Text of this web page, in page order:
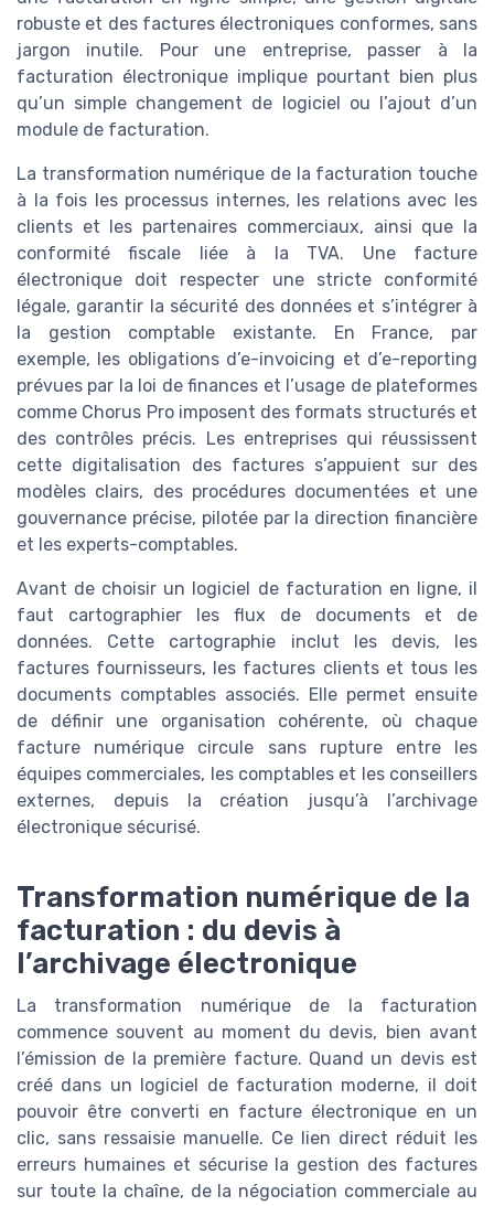
robuste et des factures électroniques conformes, sans
jargon inutile. Pour une entreprise, passer à la
facturation électronique implique pourtant bien plus
qu’un simple changement de logiciel ou l’ajout d’un
module de facturation.
La transformation numérique de la facturation touche
à la fois les processus internes, les relations avec les
clients et les partenaires commerciaux, ainsi que la
conformité fiscale liée à la TVA. Une facture
électronique doit respecter une stricte conformité
légale, garantir la sécurité des données et s’intégrer à
la gestion comptable existante. En France, par
exemple, les obligations d’e-invoicing et d’e-reporting
prévues par la loi de finances et l’usage de plateformes
comme Chorus Pro imposent des formats structurés et
des contrôles précis. Les entreprises qui réussissent
cette digitalisation des factures s’appuient sur des
modèles clairs, des procédures documentées et une
gouvernance précise, pilotée par la direction financière
et les experts-comptables.
Avant de choisir un logiciel de facturation en ligne, il
faut cartographier les flux de documents et de
données. Cette cartographie inclut les devis, les
factures fournisseurs, les factures clients et tous les
documents comptables associés. Elle permet ensuite
de définir une organisation cohérente, où chaque
facture numérique circule sans rupture entre les
équipes commerciales, les comptables et les conseillers
externes, depuis la création jusqu’à l’archivage
électronique sécurisé.
Transformation numérique de la
facturation : du devis à
l’archivage électronique
La transformation numérique de la facturation
commence souvent au moment du devis, bien avant
l’émission de la première facture. Quand un devis est
créé dans un logiciel de facturation moderne, il doit
pouvoir être converti en facture électronique en un
clic, sans ressaisie manuelle. Ce lien direct réduit les
erreurs humaines et sécurise la gestion des factures
sur toute la chaîne, de la négociation commerciale au